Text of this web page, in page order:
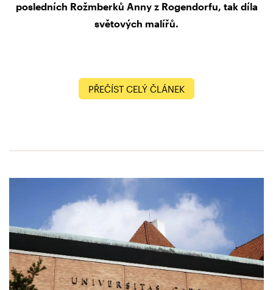
posledních Rožmberků Anny z Rogendorfu, tak díla
světových malířů.
PŘEČÍST CELÝ ČLÁNEK